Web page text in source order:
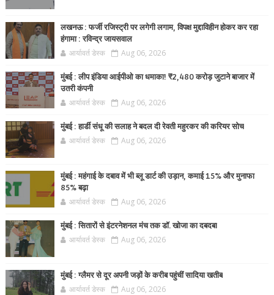
लखनऊ : फर्जी रजिस्ट्री पर लगेगी लगाम, विपक्ष मुद्दाविहीन होकर कर रहा
हंगामा : रविन्द्र जायसवाल
आर्यावर्त डेस्क Aug 06, 2026
मुंबई : लीप इंडिया आईपीओ का धमाका! ₹2,480 करोड़ जुटाने बाजार में
उतरी कंपनी
आर्यावर्त डेस्क Aug 06, 2026
मुंबई : हार्डी संधू की सलाह ने बदल दी रेवती महुरकर की करियर सोच
आर्यावर्त डेस्क Aug 06, 2026
मुंबई : महंगाई के दबाव में भी ब्लू डार्ट की उड़ान, कमाई 15% और मुनाफा
85% बढ़ा
आर्यावर्त डेस्क Aug 06, 2026
मुंबई : सितारों से इंटरनेशनल मंच तक डॉ. खोजा का दबदबा
आर्यावर्त डेस्क Aug 06, 2026
मुंबई : ग्लैमर से दूर अपनी जड़ों के करीब पहुंचीं सादिया खतीब
आर्यावर्त डेस्क Aug 06, 2026